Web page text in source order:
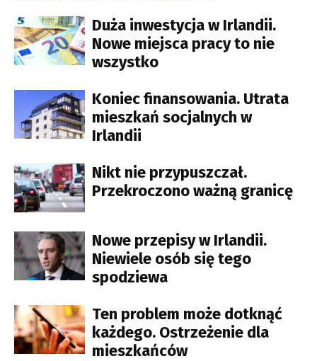
Duża inwestycja w Irlandii.
Nowe miejsca pracy to nie
wszystko
Koniec finansowania. Utrata
mieszkań socjalnych w
Irlandii
Nikt nie przypuszczał.
Przekroczono ważną granicę
Nowe przepisy w Irlandii.
Niewiele osób się tego
spodziewa
Ten problem może dotknąć
każdego. Ostrzeżenie dla
mieszkańców